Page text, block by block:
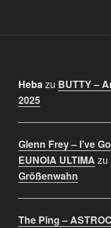
Hebazu BUTTY –
2025
Glenn Frey – I’ve
EUNOIA ULTIMA zu
Größenwahn
The Ping –